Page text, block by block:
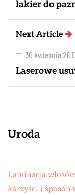
lakier do
Next Article
30 kwietnia
Laserowe
Uroda
Laminacja
korzyści i sposób